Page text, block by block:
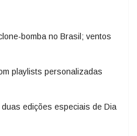
bomba no Brasil; ventos
playlists personalizadas
edições especiais de Dia